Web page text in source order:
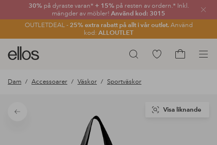
30% på dyraste varan* + 15% på resten av ordern.* Inkl.
mängder av möbler! Använd kod: 3015
OUTLETDEAL - 25% extra rabatt på allt i vår outlet.Använd
kod: ALLOUTLET
Sök
Ellos
logotyp
gå
förstasidan
Gå
Dam Accessoarer Väskor Sportväskor
Tillbaka
Visa liknande